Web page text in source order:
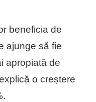
beneficia de
ajunge să fie
apropiată de
o creștere